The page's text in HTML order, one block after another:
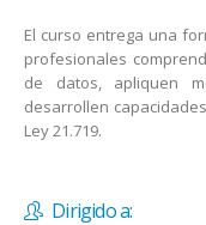
El curso entrega una
profesionales
de datos, apliquen
desarrollen
Ley 21.719.
Dirigido a: